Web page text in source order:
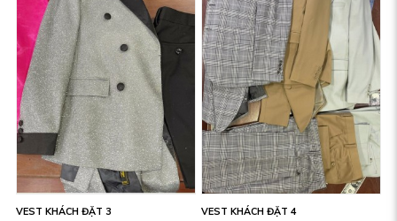
VEST KHÁCH ĐẶT 3
VEST KHÁCH ĐẶT 4